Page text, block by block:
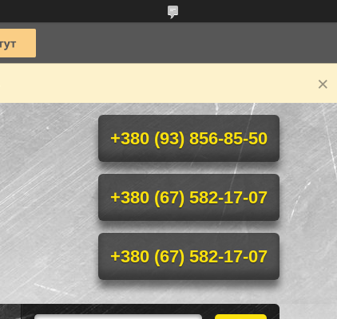
+380 (93) 856-85-50
+380 (67) 582-17-07
+380 (67) 582-17-07